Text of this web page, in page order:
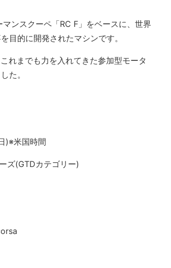
ンスクーペ「RC F」をベースに、世界
目的に開発されたマシンです。
れまでも力を入れてきた参加型モータ
た。
)※米国時間
ズ(GTDカテゴリー)